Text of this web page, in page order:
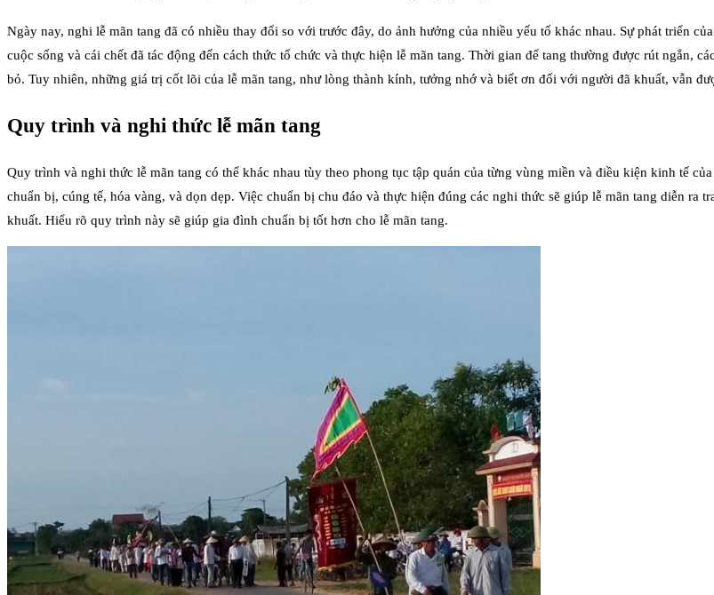
Ngày nay, nghi lễ mãn tang đã có nhiều thay đổi so với trước đây, do ảnh hưởng của nhiều yếu tố khác nhau. Sự phát triển
cuộc sống và cái chết đã tác động đến cách thức tổ chức và thực hiện lễ mãn tang. Thời gian để tang thường được rút ngắn,
bỏ. Tuy nhiên, những giá trị cốt lõi của lễ mãn tang, như lòng thành kính, tưởng nhớ và biết ơn đối với người đã khuất, vẫn
Quy trình và nghi thức lễ mãn tang
Quy trình và nghi thức lễ mãn tang có thể khác nhau tùy theo phong tục tập quán của từng vùng miền và điều kiện kinh tế
chuẩn bị, cúng tế, hóa vàng, và dọn dẹp. Việc chuẩn bị chu đáo và thực hiện đúng các nghi thức sẽ giúp lễ mãn tang diễn
khuất. Hiểu rõ quy trình này sẽ giúp gia đình chuẩn bị tốt hơn cho lễ mãn tang.